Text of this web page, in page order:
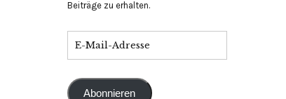
Beiträge zu erhalten.
Abonnieren